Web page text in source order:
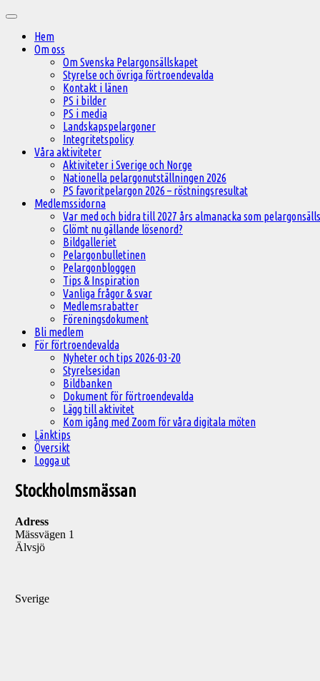
innehåll
Huvudmeny
Hem
Om oss
Om Svenska Pelargonsällskapet
Styrelse och övriga förtroendevalda
Kontakt i länen
PS i bilder
PS i media
Landskapspelargoner
Integritetspolicy
Våra aktiviteter
Aktiviteter i Sverige och Norge
Nationella pelargonutställningen 2026
PS favoritpelargon 2026 – röstningsresultat
Medlemssidorna
Var med och bidra till 2027 års almanacka som
Glömt nu gällande lösenord?
Bildgalleriet
Pelargonbulletinen
Pelargonbloggen
Tips & Inspiration
Vanliga frågor & svar
Medlemsrabatter
Föreningsdokument
Bli medlem
För förtroendevalda
Nyheter och tips 2026-03-20
Styrelsesidan
Bildbanken
Dokument för förtroendevalda
Lägg till aktivitet
Kom igång med Zoom för våra digitala möten
Länktips
Översikt
Logga ut
Stockholmsmässan
Adress
Mässvägen 1
Älvsjö
Sverige